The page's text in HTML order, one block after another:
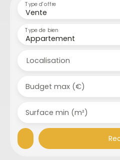
Vente
Type d'offre
Appartement
Type de bien
Localisation
Budget max (€)
Surface min (m²)